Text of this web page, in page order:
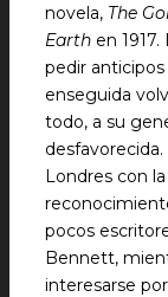
novela, The
Earth en
pedir
enseguida
todo, a su
Londres con
pocos
Bennett,
interesarse